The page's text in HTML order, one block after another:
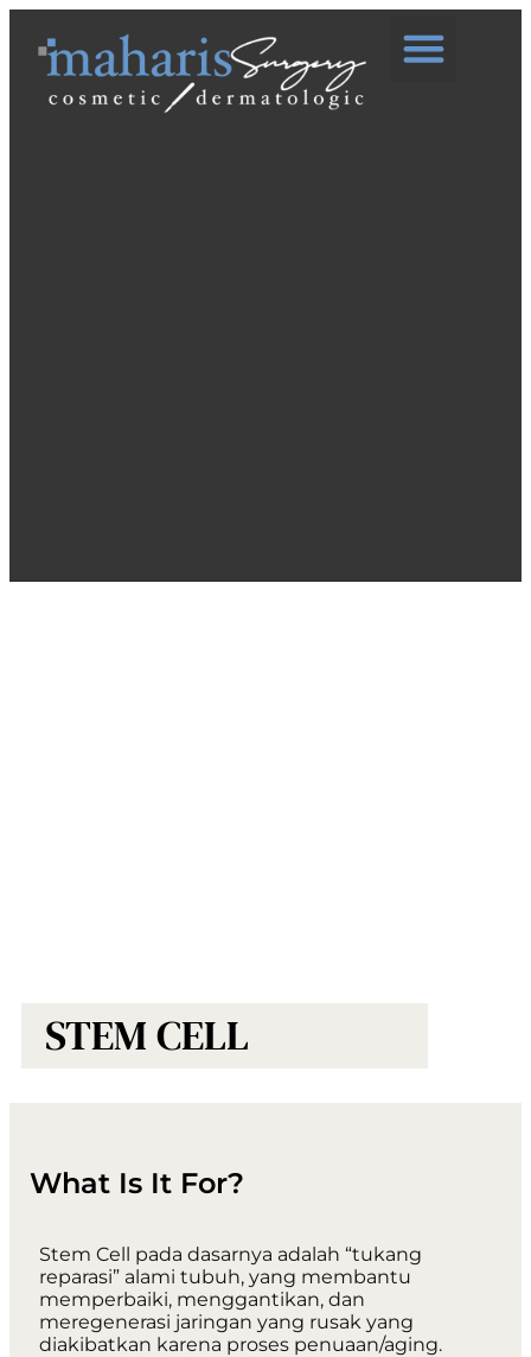
STEM CELL
What Is It For?
Stem Cell pada dasarnya adalah “tukang
reparasi” alami tubuh, yang membantu
memperbaiki, menggantikan, dan
meregenerasi jaringan yang rusak yang
diakibatkan karena proses penuaan/aging.